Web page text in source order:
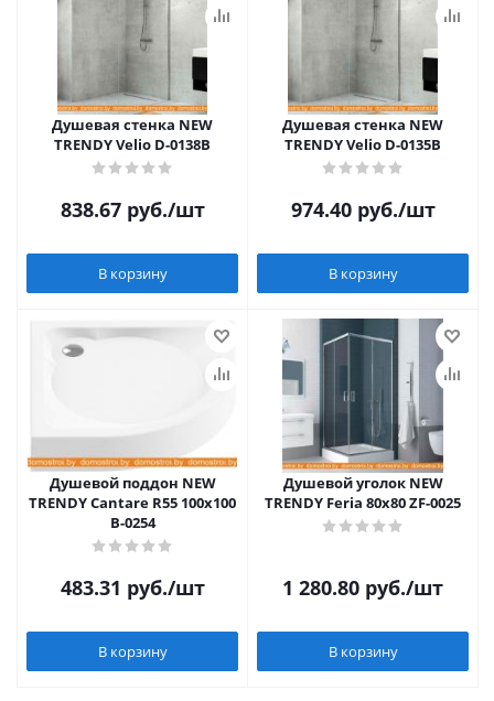
Душевая стенка NEW
TRENDY Velio D-0138B
838.67руб./шт
В корзину
Душевая стенка NEW
TRENDY Velio D-0135B
974.40руб./шт
В корзину
Душевой поддон NEW
TRENDY Cantare R55 100x100
B-0254
483.31 руб./шт
В корзину
Душевой уголок NEW
TRENDY Feria 80x80 ZF-0025
1 280.80 руб./шт
В корзину